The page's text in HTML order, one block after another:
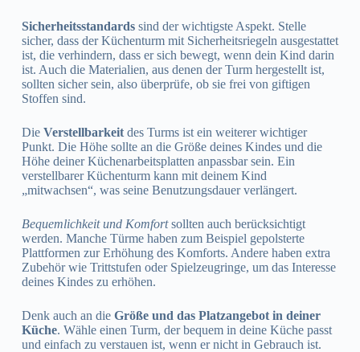
Sicherheitsstandardssind der wichtigste Aspekt. Stelle
sicher, dass der Küchenturm mit Sicherheitsriegeln ausgestattet
ist, die verhindern, dass er sich bewegt, wenn dein Kind darin
ist. Auch die Materialien, aus denen der Turm hergestellt ist,
sollten sicher sein, also überprüfe, ob sie frei von giftigen
Stoffen sind.
Die Verstellbarkeitdes Turms ist ein weiterer wichtiger
Punkt. Die Höhe sollte an die Größe deines Kindes und die
Höhe deiner Küchenarbeitsplatten anpassbar sein. Ein
verstellbarer Küchenturm kann mit deinem Kind
„mitwachsen“, was seine Benutzungsdauer verlängert.
Bequemlichkeit und Komfortsollten auch berücksichtigt
werden. Manche Türme haben zum Beispiel gepolsterte
Plattformen zur Erhöhung des Komforts. Andere haben extra
Zubehör wie Trittstufen oder Spielzeugringe, um das Interesse
deines Kindes zu erhöhen.
Denk auch an die Größe und das Platzangebot in deiner
Küche. Wähle einen Turm, der bequem in deine Küche passt
und einfach zu verstauen ist, wenn er nicht in Gebrauch ist.